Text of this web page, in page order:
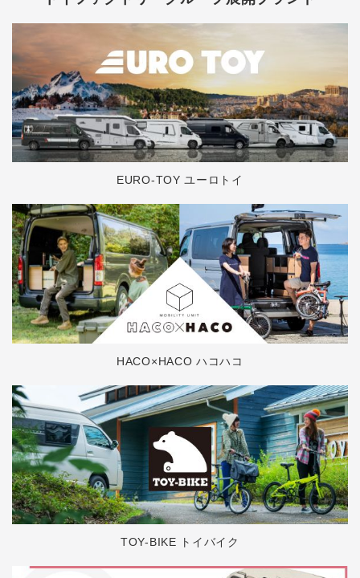
EURO-TOY ユーロトイ
HACO×HACO ハコハコ
TOY-BIKE トイバイク